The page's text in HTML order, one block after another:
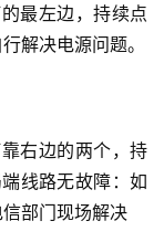
最左边，持续点
解决电源问题。
右边的两个，持
线路无故障：如
部门现场解决